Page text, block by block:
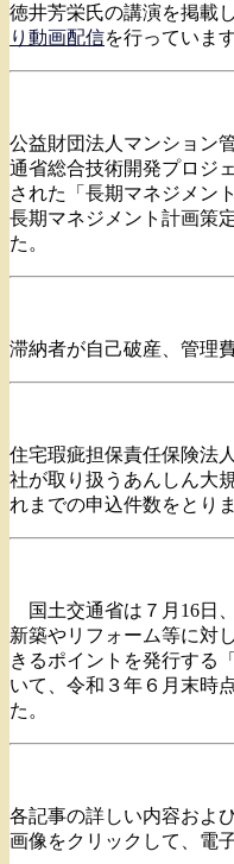
徳井芳栄氏の講演を掲載
り動画配信を行っています
公益財団法人マンション
通省総合技術開発プロジ
された「長期マネジメン
長期マネジメント計画策
た。
滞納者が自己破産、管理
住宅瑕疵担保責任保険法
社が取り扱うあんしん大
れまでの申込件数をとり
国土交通省は７月16日
新築やリフォーム等に対
きるポイントを発行する
いて、令和３年６月末時
た。
各記事の詳しい内容およ
画像をクリックして、電